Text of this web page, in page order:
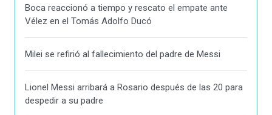
Boca reaccionó a tiempo y rescato el empate ante
Vélez en el Tomás Adolfo Ducó
Milei se refirió al fallecimiento del padre de Messi
Lionel Messi arribará a Rosario después de las 20 para
despedir a su padre